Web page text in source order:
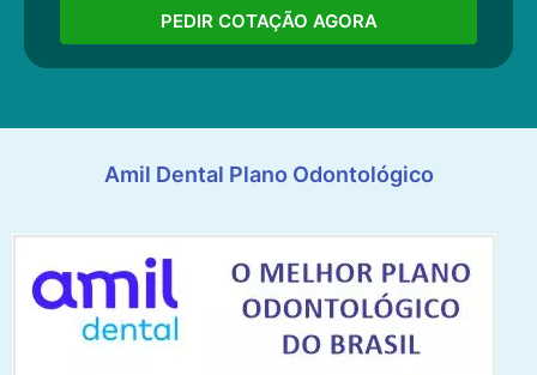
PEDIR COTAÇÃO AGORA
Amil Dental Plano Odontológico